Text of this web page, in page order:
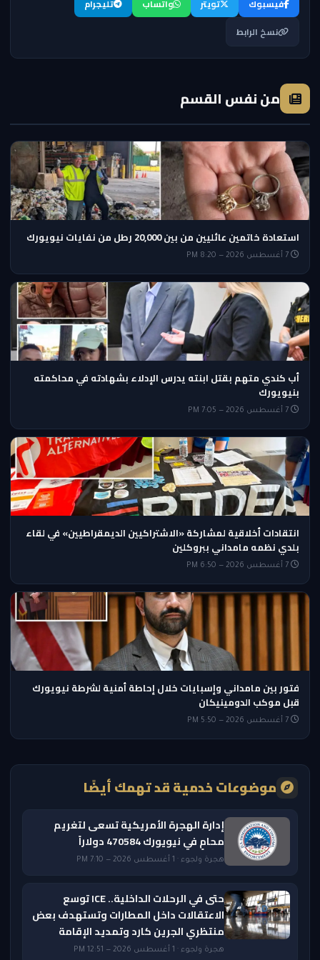
فيسبوك تويتر واتساب
تليجرام
نسخ الرابط
من نفس القسم
استعادة خاتمين عائليين من بين 20,000 رطل من نفايات نيويورك
أب كندي متهم بقتل ابنته يدرس الإدلاء بشهادته في محاكمته
بنيويورك
انتقادات أخلاقية لمشاركة «الاشتراكيين الديمقراطيين» في لقاء
بلدي نظمه مامداني ببروكلين
فتور بين مامداني وإسبايات خلال إحاطة أمنية لشرطة نيويورك
قبل موكب الدومينيكان
موضوعات خدمية قد تهمك أيضًا
إدارة الهجرة الأمريكية تسعى لتغريم
محامٍ في نيويورك 470584 دولاراً
هجرة ولجوء · 1 أغسطس 2026 — 7:10 PM
حتى في الرحلات الداخلية.. ICE توسع
الاعتقالات داخل المطارات وتستهدف بعض
منتظري الجرين كارد وتمديد الإقامة
هجرة ولجوء · 1 أغسطس 2026 — 12:51 PM